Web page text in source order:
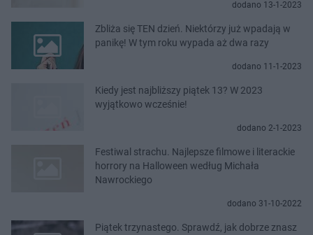
dodano 13-1-2023
Zbliża się TEN dzień. Niektórzy już wpadają w
panikę! W tym roku wypada aż dwa razy
dodano 11-1-2023
Kiedy jest najbliższy piątek 13? W 2023
wyjątkowo wcześnie!
dodano 2-1-2023
Festiwal strachu. Najlepsze filmowe i literackie
horrory na Halloween według Michała
Nawrockiego
dodano 31-10-2022
Piątek trzynastego. Sprawdź, jak dobrze znasz